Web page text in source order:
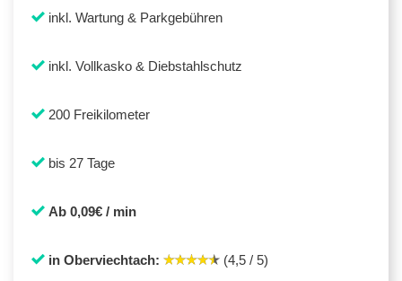
inkl. Wartung & Parkgebühren
inkl. Vollkasko & Diebstahlschutz
200 Freikilometer
bis 27 Tage
Ab 0,09€ / min
in Oberviechtach: (4,5 / 5)